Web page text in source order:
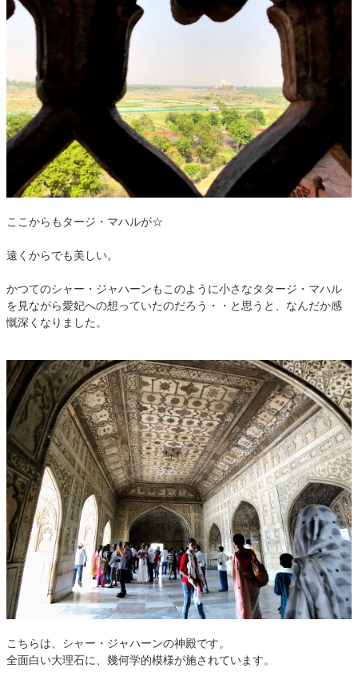
ここからもタージ・マハルが☆
遠くからでも美しい。
かつてのシャー・ジャハーンもこのように小さなタタージ・マハル
を見ながら愛妃への想っていたのだろう・・と思うと、なんだか感
慨深くなりました。
こちらは、シャー・ジャハーンの神殿です。
全面白い大理石に、幾何学的模様が施されています。